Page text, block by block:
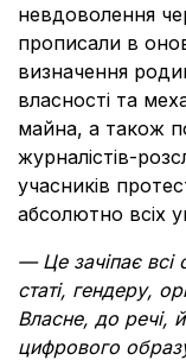
невдоволення
прописали в
визначення
власності та
майна, а також
журналістів-
учасників
абсолютно всіх
— Це зачіпає всі
статі, гендеру,
Власне, до речі,
цифрового